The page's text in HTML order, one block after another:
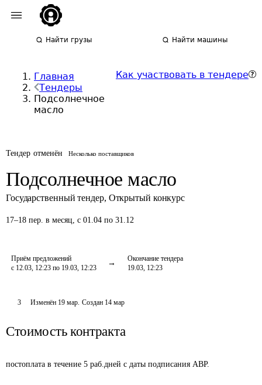
Найти грузы Найти машины
Главная
Тендеры
Подсолнечное
масло
Как участвовать в тендере
Тендер отменён Несколько поставщиков
Подсолнечное масло
Государственный тендер, Открытый конкурс
17–18 пер. в месяц, с 01.04 по 31.12
Приём предложений
с 12.03, 12:23 по 19.03, 12:23
Окончание тендера
19.03, 12:23
3 Изменён 19 мар. Создан 14 мар
Стоимость контракта
постоплата в течение 5 раб.дней с даты подписания АВР.